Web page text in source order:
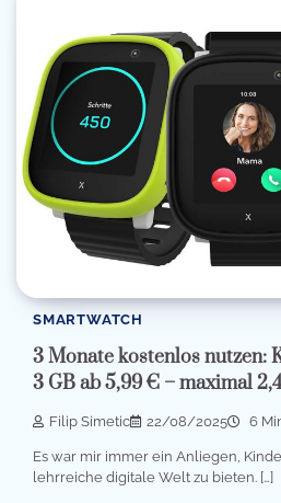
SMARTWATCH
3 Monate kostenlos nutzen:
3 GB ab 5,99 € – maximal
Filip Simetic 22/08/2025 6
Es war mir immer ein Anliegen,
lehrreiche digitale Welt zu bieten. […]